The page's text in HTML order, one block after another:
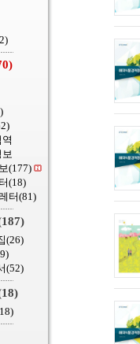
(177)
(18)
터(81)
(26)
(52)